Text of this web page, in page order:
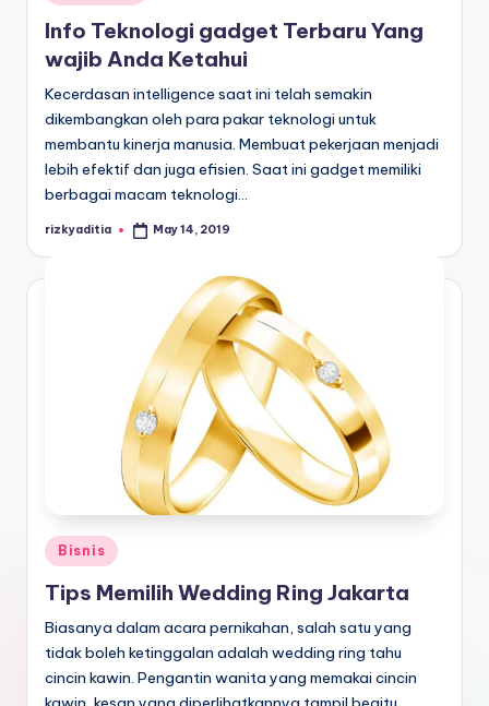
in
Info Teknologi gadget Terbaru Yang
wajib Anda Ketahui
Kecerdasan intelligence saat ini telah semakin
dikembangkan oleh para pakar teknologi untuk
membantu kinerja manusia. Membuat pekerjaan menjadi
lebih efektif dan juga efisien. Saat ini gadget memiliki
berbagai macam teknologi…
Posted
rizkyaditia May 14, 2019
Posted
in
Bisnis
Tips Memilih Wedding Ring Jakarta
Biasanya dalam acara pernikahan, salah satu yang
tidak boleh ketinggalan adalah wedding ring tahu
cincin kawin. Pengantin wanita yang memakai cincin